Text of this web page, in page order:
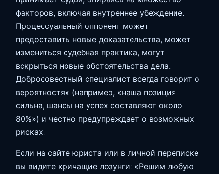
факторов, включая внутреннее убеждение.
Процессуальный оппонент может
предоставить новые доказательства, может
измениться судебная практика, могут
вскрыться новые обстоятельства дела.
Добросовестный специалист всегда говорит о
вероятностях (например, «наша позиция
сильна, шансы на успех составляют около
80%») и честно предупреждает о возможных
рисках.
Если на сайте юриста или в личной переписке
вы видите кричащие лозунги: «Решим любую